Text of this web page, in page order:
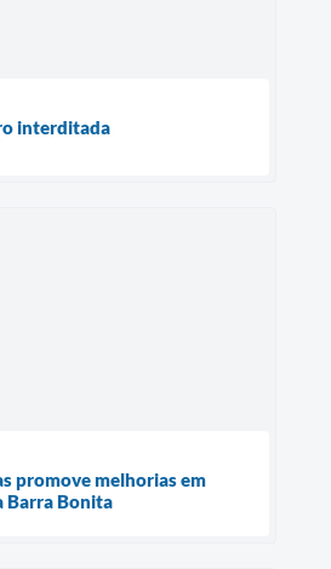
interditada
promove melhorias em
Barra Bonita